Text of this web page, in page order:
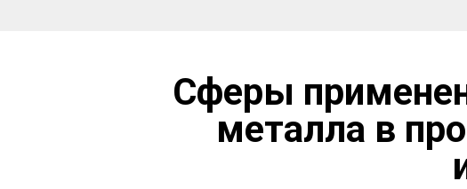
Сферы
металла в